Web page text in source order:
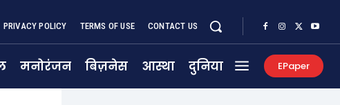
PRIVACY POLICY TERMS OF USE CONTACT US
मनोरंजन बिज़नेस आस्था दुनिया EPaper